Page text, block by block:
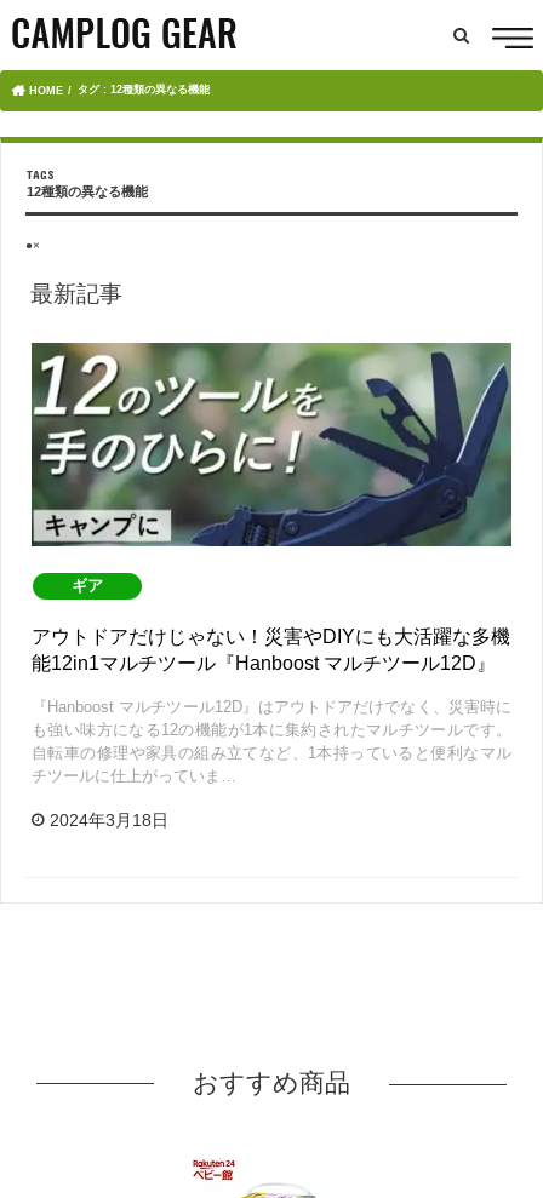
HOME タグ : 12種類の異なる機能
12種類の異なる機能
●×
最新記事
ギア
アウトドアだけじゃない！災害やDIYにも大活躍な多機
能12in1マルチツール『Hanboost マルチツール12D』
『Hanboost マルチツール12D』はアウトドアだけでなく、災害時に
も強い味方になる12の機能が1本に集約されたマルチツールです。
自転車の修理や家具の組み立てなど、1本持っていると便利なマル
チツールに仕上がっていま…
2024年3月18日
おすすめ商品